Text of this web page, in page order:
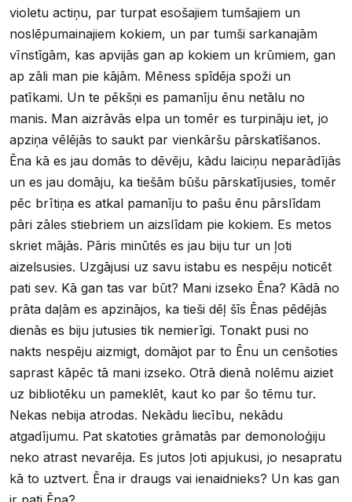
violetu actiņu, par turpat esošajiem tumšajiem un
noslēpumainajiem kokiem, un par tumši sarkanajām
vīnstīgām, kas apvijās gan ap kokiem un krūmiem, gan
ap zāli man pie kājām. Mēness spīdēja spoži un
patīkami. Un te pēkšņi es pamanīju ēnu netālu no
manis. Man aizrāvās elpa un tomēr es turpināju iet, jo
apziņa vēlējās to saukt par vienkāršu pārskatīšanos.
Ēna kā es jau domās to dēvēju, kādu laiciņu neparādījās
un es jau domāju, ka tiešām būšu pārskatījusies, tomēr
pēc brītiņa es atkal pamanīju to pašu ēnu pārslīdam
pāri zāles stiebriem un aizslīdam pie kokiem. Es metos
skriet mājās. Pāris minūtēs es jau biju tur un ļoti
aizelsusies. Uzgājusi uz savu istabu es nespēju noticēt
pati sev. Kā gan tas var būt? Mani izseko Ēna? Kādā no
prāta daļām es apzinājos, ka tieši dēļ šīs Ēnas pēdējās
dienās es biju jutusies tik nemierīgi. Tonakt pusi no
nakts nespēju aizmigt, domājot par to Ēnu un cenšoties
saprast kāpēc tā mani izseko. Otrā dienā nolēmu aiziet
uz bibliotēku un pameklēt, kaut ko par šo tēmu tur.
Nekas nebija atrodas. Nekādu liecību, nekādu
atgadījumu. Pat skatoties grāmatās par demonoloģiju
neko atrast nevarēja. Es jutos ļoti apjukusi, jo nesapratu
kā to uztvert. Ēna ir draugs vai ienaidnieks? Un kas gan